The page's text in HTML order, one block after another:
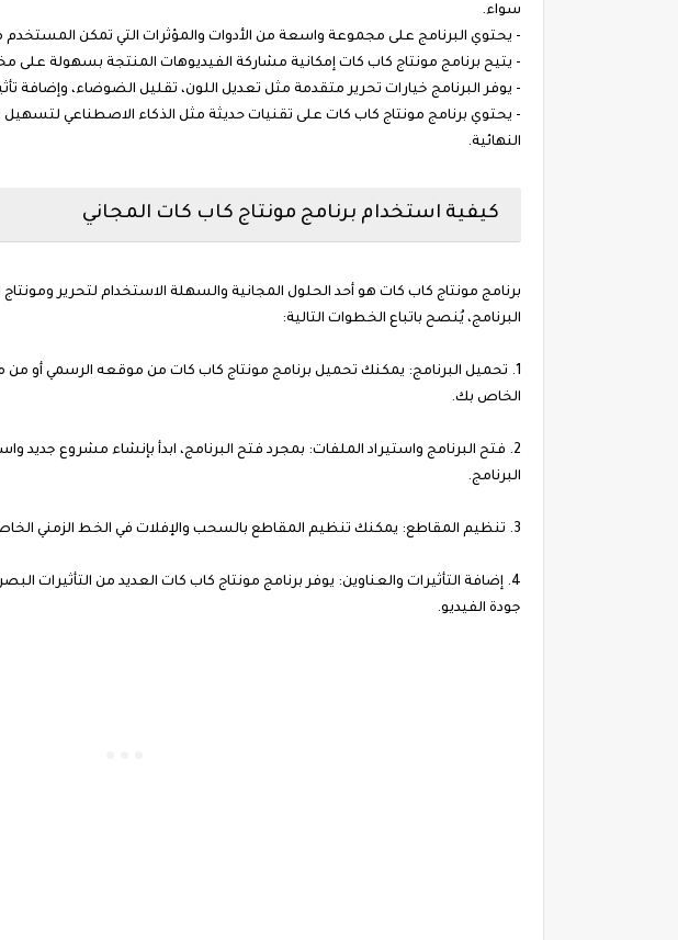
سواء.
- يحتوي البرنامج على مجموعة واسعة من الأدوات والمؤثرات التي تمكن المستخدم
- يتيح برنامج مونتاج كاب كات إمكانية مشاركة الفيديوهات المنتجة بسهولة على
- يوفر البرنامج خيارات تحرير متقدمة مثل تعديل اللون، تقليل الضوضاء، وإضافة
- يحتوي برنامج مونتاج كاب كات على تقنيات حديثة مثل الذكاء الاصطناعي لتسهيل
النهائية.
كيفية استخدام برنامج مونتاج كاب كات المجاني
برنامج مونتاج كاب كات هو أحد الحلول المجانية والسهلة الاستخدام لتحرير
البرنامج، يُنصح باتباع الخطوات التالية:
1. تحميل البرنامج: يمكنك تحميل برنامج مونتاج كاب كات من موقعه الرسمي أو
الخاص بك.
2. فتح البرنامج واستيراد الملفات: بمجرد فتح البرنامج، ابدأ بإنشاء مشروع جديد
البرنامج.
3. تنظيم المقاطع: يمكنك تنظيم المقاطع بالسحب والإفلات في الخط الزمني الخاص بك وترتيبها حسب الرغبة.
4. إضافة التأثيرات والعناوين: يوفر برنامج مونتاج كاب كات العديد من التأثيرات
جودة الفيديو.